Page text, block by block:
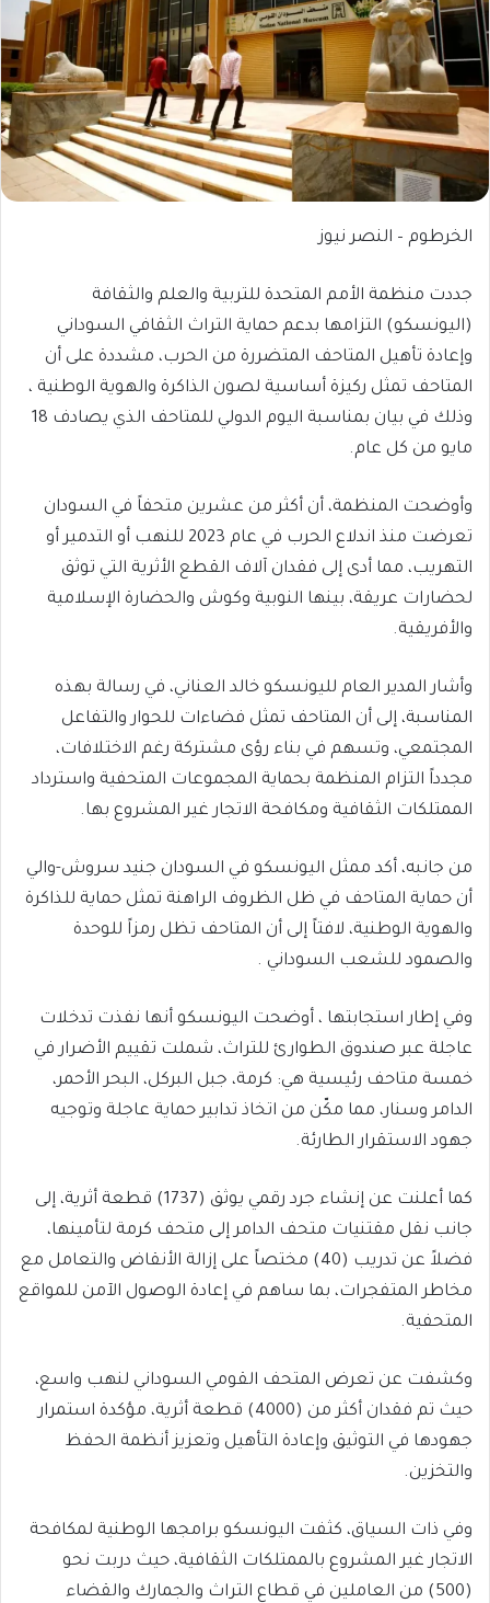
الخرطوم – النصر نيوز
جددت منظمة الأمم المتحدة للتربية والعلم والثقافة
(اليونسكو) التزامها بدعم حماية التراث الثقافي السوداني
وإعادة تأهيل المتاحف المتضررة من الحرب، مشددة على أن
المتاحف تمثل ركيزة أساسية لصون الذاكرة والهوية الوطنية ،
وذلك في بيان بمناسبة اليوم الدولي للمتاحف الذي يصادف 18
مايو من كل عام.
وأوضحت المنظمة، أن أكثر من عشرين متحفاً في السودان
تعرضت منذ اندلاع الحرب في عام 2023 للنهب أو التدمير أو
التهريب، مما أدى إلى فقدان آلاف القطع الأثرية التي توثق
لحضارات عريقة، بينها النوبية وكوش والحضارة الإسلامية
والأفريقية.
وأشار المدير العام لليونسكو خالد العناني، في رسالة بهذه
المناسبة، إلى أن المتاحف تمثل فضاءات للحوار والتفاعل
المجتمعي، وتسهم في بناء رؤى مشتركة رغم الاختلافات،
مجدداً التزام المنظمة بحماية المجموعات المتحفية واسترداد
الممتلكات الثقافية ومكافحة الاتجار غير المشروع بها.
من جانبه، أكد ممثل اليونسكو في السودان جنيد سروش-والي
أن حماية المتاحف في ظل الظروف الراهنة تمثل حماية للذاكرة
والهوية الوطنية، لافتاً إلى أن المتاحف تظل رمزاً للوحدة
والصمود للشعب السوداني .
وفي إطار استجابتها ، أوضحت اليونسكو أنها نفذت تدخلات
عاجلة عبر صندوق الطوارئ للتراث، شملت تقييم الأضرار في
خمسة متاحف رئيسية هي: كرمة، جبل البركل، البحر الأحمر،
الدامر وسنار، مما مكّن من اتخاذ تدابير حماية عاجلة وتوجيه
جهود الاستقرار الطارئة.
كما أعلنت عن إنشاء جرد رقمي يوثق (1737) قطعة أثرية، إلى
جانب نقل مقتنيات متحف الدامر إلى متحف كرمة لتأمينها،
فضلاً عن تدريب (40) مختصاً على إزالة الأنقاض والتعامل مع
مخاطر المتفجرات، بما ساهم في إعادة الوصول الآمن للمواقع
المتحفية.
وكشفت عن تعرض المتحف القومي السوداني لنهب واسع،
حيث تم فقدان أكثر من (4000) قطعة أثرية، مؤكدة استمرار
جهودها في التوثيق وإعادة التأهيل وتعزيز أنظمة الحفظ
والتخزين.
وفي ذات السياق، كثفت اليونسكو برامجها الوطنية لمكافحة
الاتجار غير المشروع بالممتلكات الثقافية، حيث دربت نحو
(500) من العاملين في قطاع التراث والجمارك والقضاء